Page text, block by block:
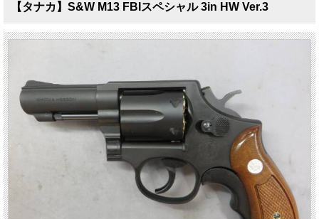
【タナカ】S&W M13 FBIスペシャル 3in HW Ver.3